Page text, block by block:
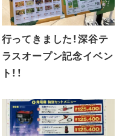
行ってきました！深谷テ
ラスオープン記念イベン
ト！！